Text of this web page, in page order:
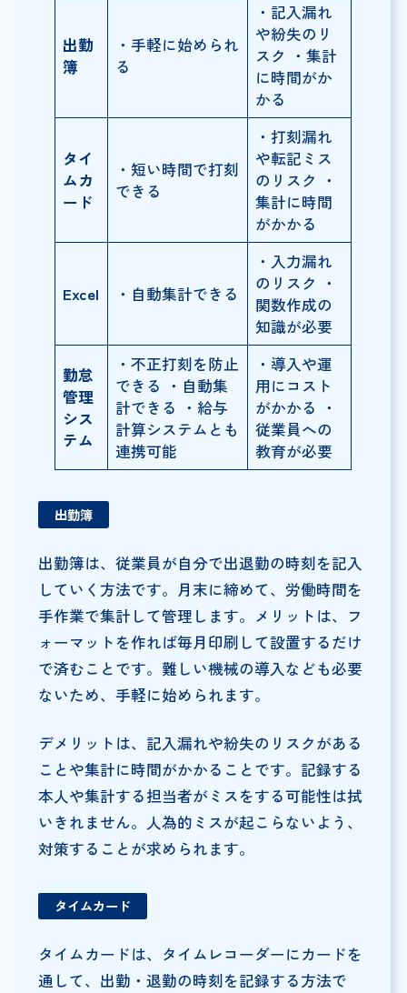
出勤
簿
・手軽に始められ
る
・記入漏れ
や紛失のリ
スク ・集計
に時間がか
かる
タイ
ムカ
ード
・短い時間で打刻
できる
・打刻漏れ
や転記ミス
のリスク ・
集計に時間
がかかる
Excel ・自動集計できる
・入力漏れ
のリスク ・
関数作成の
知識が必要
勤怠
管理
シス
テム
・不正打刻を防止
できる ・自動集
計できる ・給与
計算システムとも
連携可能
・導入や運
用にコスト
がかかる ・
従業員への
教育が必要
出勤簿
出勤簿は、従業員が自分で出退勤の時刻を記入
していく方法です。月末に締めて、労働時間を
手作業で集計して管理します。メリットは、フ
ォーマットを作れば毎月印刷して設置するだけ
で済むことです。難しい機械の導入なども必要
ないため、手軽に始められます。
デメリットは、記入漏れや紛失のリスクがある
ことや集計に時間がかかることです。記録する
本人や集計する担当者がミスをする可能性は拭
いきれません。人為的ミスが起こらないよう、
対策することが求められます。
タイムカード
タイムカードは、タイムレコーダーにカードを
通して、出勤・退勤の時刻を記録する方法で